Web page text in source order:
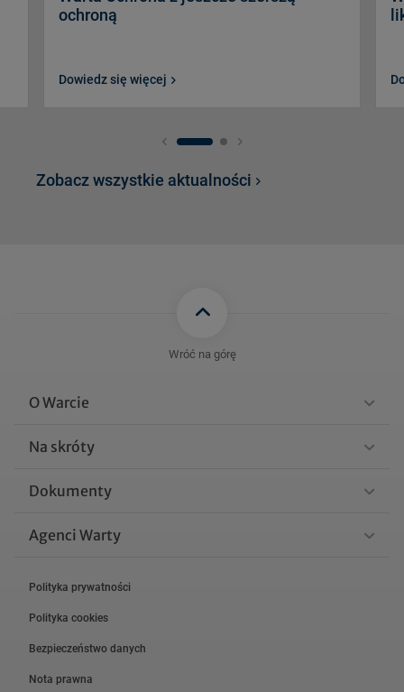
ochroną
Dowiedz się więcej
Zobacz wszystkie aktualności
Wróć na górę
O Warcie
Na skróty
Dokumenty
Agenci Warty
Polityka prywatności
Polityka cookies
Bezpieczeństwo danych
Nota prawna